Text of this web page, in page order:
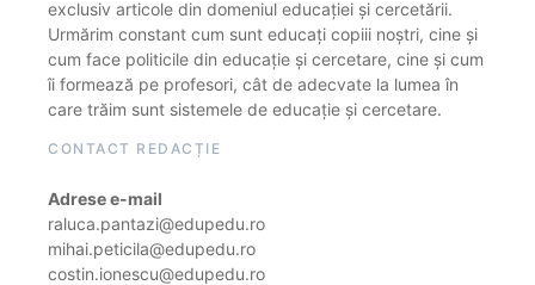
exclusiv articole din domeniul educației și cercetării.
Urmărim constant cum sunt educați copiii noștri, cine și
cum face politicile din educație și cercetare, cine și cum
îi formează pe profesori, cât de adecvate la lumea în
care trăim sunt sistemele de educație și cercetare.
CONTACT REDACȚIE
Adrese e-mail
raluca.pantazi@edupedu.ro
mihai.peticila@edupedu.ro
costin.ionescu@edupedu.ro